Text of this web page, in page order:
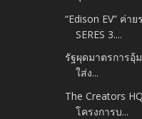
“Edison EV” ค่า
SERES 3.​...
รัฐผุดมาตรการอุ้
ใส่ง...
The Creators
โครงการบ...